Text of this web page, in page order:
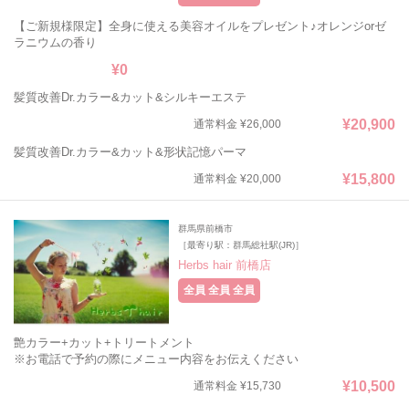
【ご新規様限定】全身に使える美容オイルをプレゼント♪オレンジorゼ
ラニウムの香り
¥0
髪質改善Dr.カラー&カット&シルキーエステ
通常料金 ¥26,000 ¥20,900
髪質改善Dr.カラー&カット&形状記憶パーマ
通常料金 ¥20,000 ¥15,800
群馬県前橋市
［最寄り駅：群馬総社駅(JR)］
Herbs hair 前橋店
全員 全員 全員
艶カラー+カット+トリートメント
※お電話で予約の際にメニュー内容をお伝えください
通常料金 ¥15,730 ¥10,500